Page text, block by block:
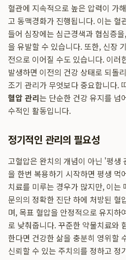
혈관에 지속적으로 높은 압력이 가
고 동맥경화가 진행됩니다. 이는 혈
들어 심장에는 심근경색과 협심증
을 유발할 수 있습니다. 또한, 신장
전으로 이어질 수도 있습니다. 이러
발생하면 이전의 건강 상태로 되돌
조기 관리가 무엇보다 중요합니다.
혈압 관리는 단순한 건강 유지를 넘
수적인 활동입니다.
정기적인 관리의 필요성
고혈압은 완치의 개념이 아닌 '평생
을 한번 복용하기 시작하면 평생 먹
치료를 미루는 경우가 많지만, 이는
문의의 정확한 진단 하에 처방된 혈
며, 목표 혈압을 안정적으로 유지하
로 낮춰줍니다. 꾸준한 약물치료와
한다면 건강한 삶을 충분히 영위할
신뢰할 수 있는 주치의를 정하고 정